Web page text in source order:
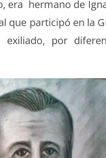
era her­mano de
que par­ticipó en la
exil­i­a­do, por